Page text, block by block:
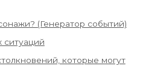
(Генератор событий)
ситуаций
которые могут